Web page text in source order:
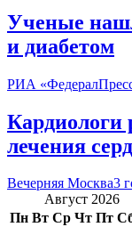
Ученые
и диабетом
РИА
Кардиологи
лечения
Вечерняя Москва3
Август 2026
Пн Вт Ср Чт Пт